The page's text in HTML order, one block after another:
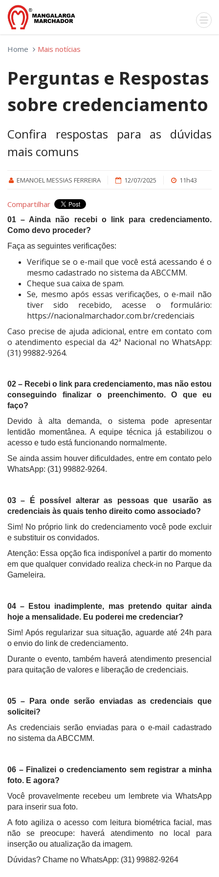
Home Mais notícias
Perguntas e Respostas
sobre credenciamento
Confira respostas para as dúvidas
mais comuns
EMANOEL MESSIAS FERREIRA 12/07/2025 11h43
Compartilhar
01 – Ainda não recebi o link para credenciamento.
Como devo proceder?
Faça as seguintes verificações:
Verifique se o e-mail que você está acessando é o
mesmo cadastrado no sistema da ABCCMM.
Cheque sua caixa de spam.
Se, mesmo após essas verificações, o e-mail não
tiver sido recebido, acesse o formulário:
https://nacionalmarchador.com.br/credenciais
Caso precise de ajuda adicional, entre em contato com
o atendimento especial da 42ª Nacional no WhatsApp:
(31) 99882-9264.
02 – Recebi o link para credenciamento, mas não estou
conseguindo finalizar o preenchimento. O que eu
faço?
Devido à alta demanda, o sistema pode apresentar
lentidão momentânea. A equipe técnica já estabilizou o
acesso e tudo está funcionando normalmente.
Se ainda assim houver dificuldades, entre em contato pelo
WhatsApp: (31) 99882-9264.
03 – É possível alterar as pessoas que usarão as
credenciais às quais tenho direito como associado?
Sim! No próprio link do credenciamento você pode excluir
e substituir os convidados.
Atenção: Essa opção fica indisponível a partir do momento
em que qualquer convidado realiza check-in no Parque da
Gameleira.
04 – Estou inadimplente, mas pretendo quitar ainda
hoje a mensalidade. Eu poderei me credenciar?
Sim! Após regularizar sua situação, aguarde até 24h para
o envio do link de credenciamento.
Durante o evento, também haverá atendimento presencial
para quitação de valores e liberação de credenciais.
05 – Para onde serão enviadas as credenciais que
solicitei?
As credenciais serão enviadas para o e-mail cadastrado
no sistema da ABCCMM.
06 – Finalizei o credenciamento sem registrar a minha
foto. E agora?
Você provavelmente recebeu um lembrete via WhatsApp
para inserir sua foto.
A foto agiliza o acesso com leitura biométrica facial, mas
não se preocupe: haverá atendimento no local para
inserção ou atualização da imagem.
Dúvidas? Chame no WhatsApp: (31) 99882-9264